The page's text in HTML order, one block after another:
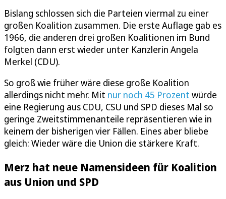
Bislang schlossen sich die Parteien viermal zu einer
großen Koalition zusammen. Die erste Auflage gab es
1966, die anderen drei großen Koalitionen im Bund
folgten dann erst wieder unter Kanzlerin Angela
Merkel (CDU).
So groß wie früher wäre diese große Koalition
allerdings nicht mehr. Mit nur noch 45 Prozent würde
eine Regierung aus CDU, CSU und SPD dieses Mal so
geringe Zweitstimmenanteile repräsentieren wie in
keinem der bisherigen vier Fällen. Eines aber bliebe
gleich: Wieder wäre die Union die stärkere Kraft.
Merz hat neue Namensideen für Koalition
aus Union und SPD